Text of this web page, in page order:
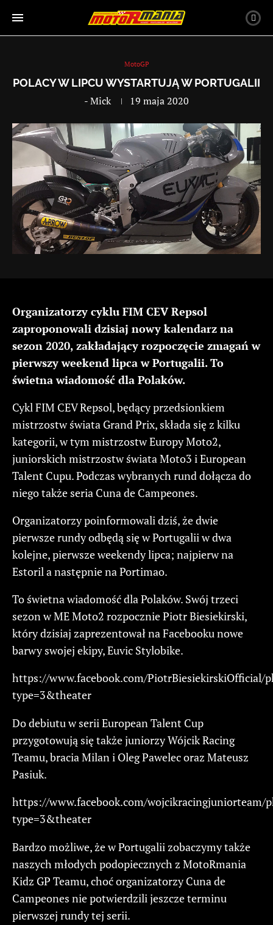
MotoGP
POLACY W LIPCU WYSTARTUJĄ W PORTUGALII
-Mick 19 maja 2020
Organizatorzy cyklu FIM CEV Repsol
zaproponowali dzisiaj nowy kalendarz na
sezon 2020, zakładający rozpoczęcie zmagań w
pierwszy weekend lipca w Portugalii. To
świetna wiadomość dla Polaków.
Cykl FIM CEV Repsol, będący przedsionkiem
mistrzostw świata Grand Prix, składa się z kilku
kategorii, w tym mistrzostw Europy Moto2,
juniorskich mistrzostw świata Moto3 i European
Talent Cupu. Podczas wybranych rund dołącza do
niego także seria Cuna de Campeones.
Organizatorzy poinformowali dziś, że dwie
pierwsze rundy odbędą się w Portugalii w dwa
kolejne, pierwsze weekendy lipca; najpierw na
Estoril a następnie na Portimao.
To świetna wiadomość dla Polaków. Swój trzeci
sezon w ME Moto2 rozpocznie Piotr Biesiekirski,
który dzisiaj zaprezentował na Facebooku nowe
barwy swojej ekipy, Euvic Stylobike.
https://www.facebook.com/PiotrBiesiekirskiOfficial/
type=3&theater
Do debiutu w serii European Talent Cup
przygotowują się także juniorzy Wójcik Racing
Teamu, bracia Milan i Oleg Pawelec oraz Mateusz
Pasiuk.
https://www.facebook.com/wojcikracingjuniorteam/
type=3&theater
Bardzo możliwe, że w Portugalii zobaczymy także
naszych młodych podopiecznych z MotoRmania
Kidz GP Teamu, choć organizatorzy Cuna de
Campeones nie potwierdzili jeszcze terminu
pierwszej rundy tej serii.